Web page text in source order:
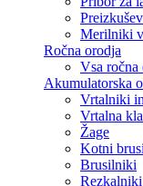
Merilniki
Ročna orodja
Vsa ročna
Akumulatorska
Vrtalniki
Vrtalna
Žage
Kotni
Brusilniki
Rezkalniki